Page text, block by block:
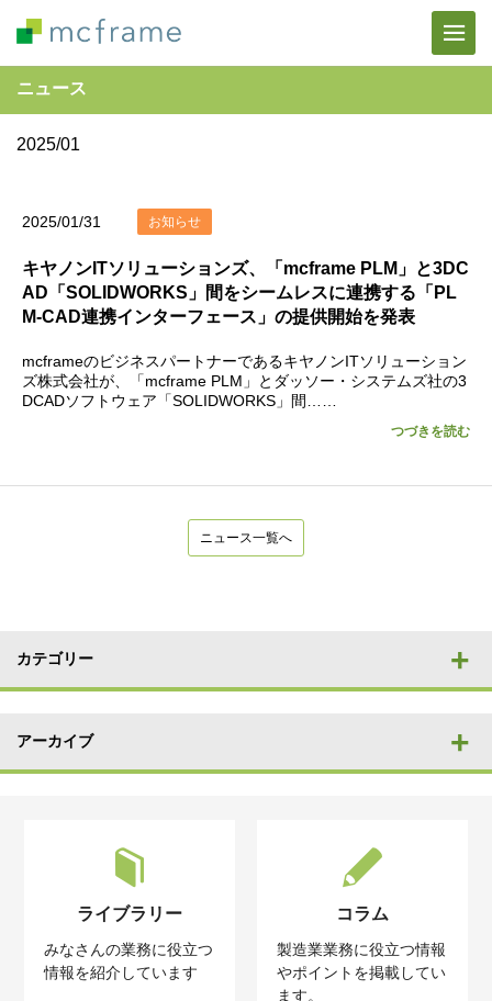
ニュース
2025/01
2025/01/31 お知らせ
キヤノンITソリューションズ、「mcframe PLM」と3DC
AD「SOLIDWORKS」間をシームレスに連携する「PL
M-CAD連携インターフェース」の提供開始を発表
mcframeのビジネスパートナーであるキヤノンITソリューション
ズ株式会社が、「mcframe PLM」とダッソー・システムズ社の3
DCADソフトウェア「SOLIDWORKS」間……
つづきを読む
ニュース一覧へ
カテゴリー
アーカイブ
ライブラリー
みなさんの業務に役立つ
情報を紹介しています
コラム
製造業業務に役立つ情報
やポイントを掲載してい
ます。